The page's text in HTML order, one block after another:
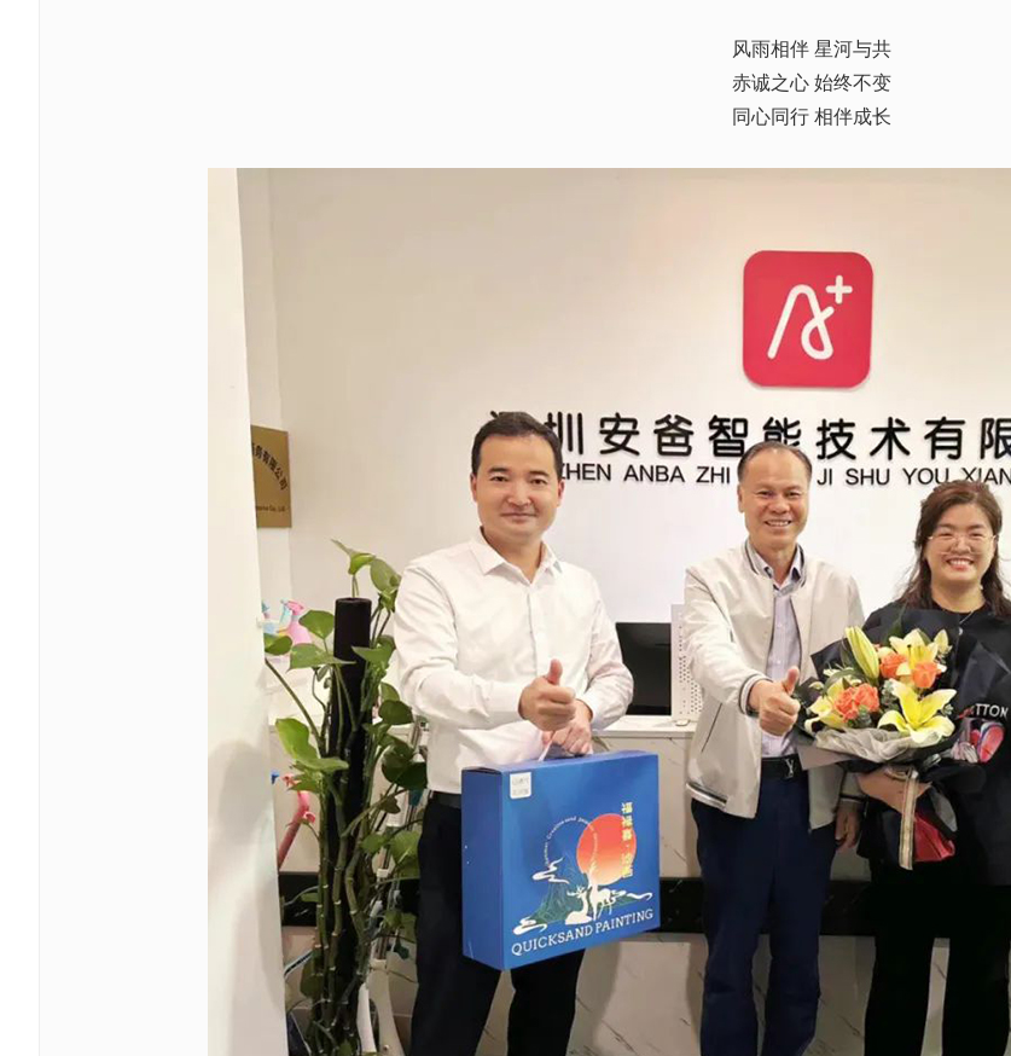
风雨相伴 星河与共
赤诚之心 始终不变
同心同行 相伴成长